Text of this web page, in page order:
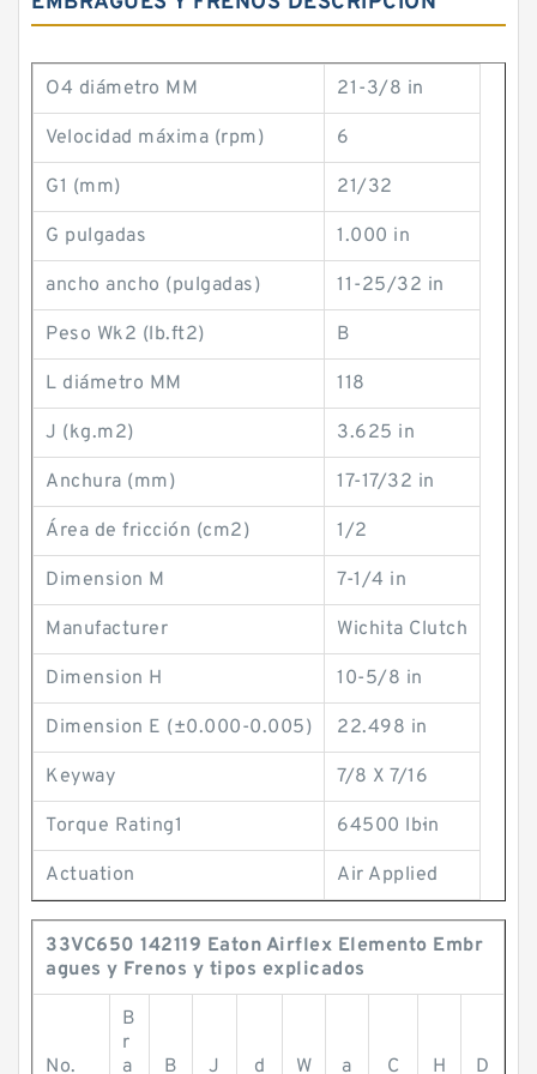
O4 diámetro MM 21-3/8 in
Velocidad máxima (rpm) 6
G1 (mm) 21/32
G pulgadas 1.000 in
ancho ancho (pulgadas) 11-25/32 in
Peso Wk2 (lb.ft2) B
L diámetro MM 118
J (kg.m2) 3.625 in
Anchura (mm) 17-17/32 in
Área de fricción (cm2) 1/2
Dimension M 7-1/4 in
Manufacturer Wichita Clutch
Dimension H 10-5/8 in
Dimension E (±0.000-0.005) 22.498 in
Keyway 7/8 X 7/16
Torque Rating1 64500 lb·in
Actuation Air Applied
33VC650 142119 Eaton Airflex Elemento Embr
agues y Frenos y tipos explicados
No.
B
r
a
B J d W a C H D